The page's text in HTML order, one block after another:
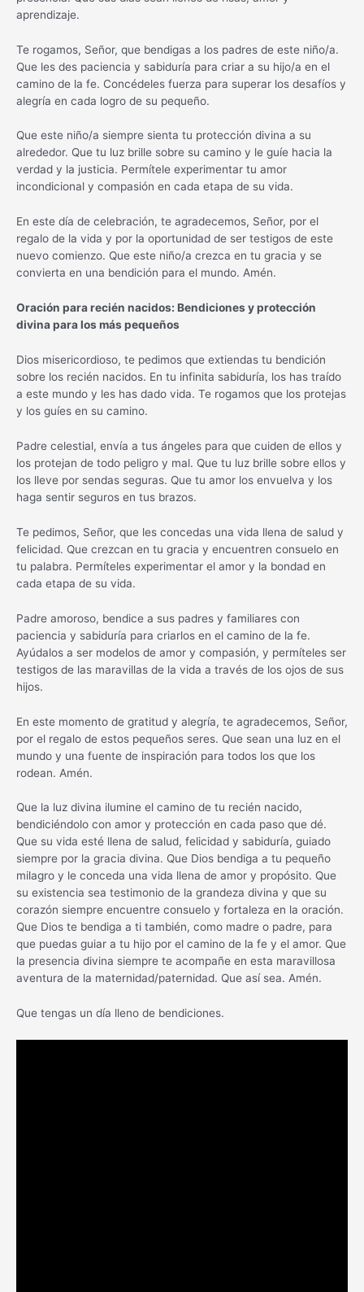
aprendizaje.
Te rogamos, Señor, que bendigas a los padres de este niño/a.
Que les des paciencia y sabiduría para criar a su hijo/a en el
camino de la fe. Concédeles fuerza para superar los desafíos y
alegría en cada logro de su pequeño.
Que este niño/a siempre sienta tu protección divina a su
alrededor. Que tu luz brille sobre su camino y le guíe hacia la
verdad y la justicia. Permítele experimentar tu amor
incondicional y compasión en cada etapa de su vida.
En este día de celebración, te agradecemos, Señor, por el
regalo de la vida y por la oportunidad de ser testigos de este
nuevo comienzo. Que este niño/a crezca en tu gracia y se
convierta en una bendición para el mundo. Amén.
Oración para recién nacidos: Bendiciones y protección
divina para los más pequeños
Dios misericordioso, te pedimos que extiendas tu bendición
sobre los recién nacidos. En tu infinita sabiduría, los has traído
a este mundo y les has dado vida. Te rogamos que los protejas
y los guíes en su camino.
Padre celestial, envía a tus ángeles para que cuiden de ellos y
los protejan de todo peligro y mal. Que tu luz brille sobre ellos y
los lleve por sendas seguras. Que tu amor los envuelva y los
haga sentir seguros en tus brazos.
Te pedimos, Señor, que les concedas una vida llena de salud y
felicidad. Que crezcan en tu gracia y encuentren consuelo en
tu palabra. Permíteles experimentar el amor y la bondad en
cada etapa de su vida.
Padre amoroso, bendice a sus padres y familiares con
paciencia y sabiduría para criarlos en el camino de la fe.
Ayúdalos a ser modelos de amor y compasión, y permíteles ser
testigos de las maravillas de la vida a través de los ojos de sus
hijos.
En este momento de gratitud y alegría, te agradecemos, Señor,
por el regalo de estos pequeños seres. Que sean una luz en el
mundo y una fuente de inspiración para todos los que los
rodean. Amén.
Que la luz divina ilumine el camino de tu recién nacido,
bendiciéndolo con amor y protección en cada paso que dé.
Que su vida esté llena de salud, felicidad y sabiduría, guiado
siempre por la gracia divina. Que Dios bendiga a tu pequeño
milagro y le conceda una vida llena de amor y propósito. Que
su existencia sea testimonio de la grandeza divina y que su
corazón siempre encuentre consuelo y fortaleza en la oración.
Que Dios te bendiga a ti también, como madre o padre, para
que puedas guiar a tu hijo por el camino de la fe y el amor. Que
la presencia divina siempre te acompañe en esta maravillosa
aventura de la maternidad/paternidad. Que así sea. Amén.
Que tengas un día lleno de bendiciones.